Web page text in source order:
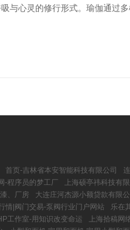
与心灵的修行形式。瑜伽通过
首页-吉林省本安智能科技有限公司
-程序员的梦工厂 上海硕亭祎科技有
、厂房 大连庄河杰源小额贷款有限
情|阀门交易-泵阀行业门户网站 乐在
工作室-用知识改变命运 上海拾稿网